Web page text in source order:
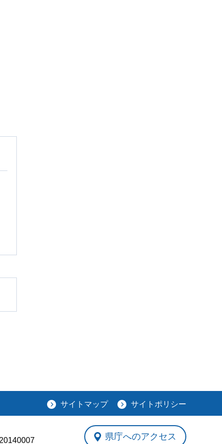
サイトマップ サイトポリシー
県庁へのアクセス